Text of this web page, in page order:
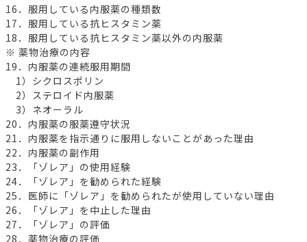
16．服用している内服薬の種類数
17．服用している抗ヒスタミン薬
18．服用している抗ヒスタミン薬以外の内服薬
※ 薬物治療の内容
19．内服薬の連続服用期間
1）シクロスポリン
2）ステロイド内服薬
3）ネオーラル
20．内服薬の服薬遵守状況
21．内服薬を指示通りに服用しないことがあった理由
22．内服薬の副作用
23．「ゾレア」の使用経験
24．「ゾレア」を勧められた経験
25．医師に「ゾレア」を勧められたが使用していない理由
26．「ゾレア」を中止した理由
27．「ゾレア」の評価
28．薬物治療の評価